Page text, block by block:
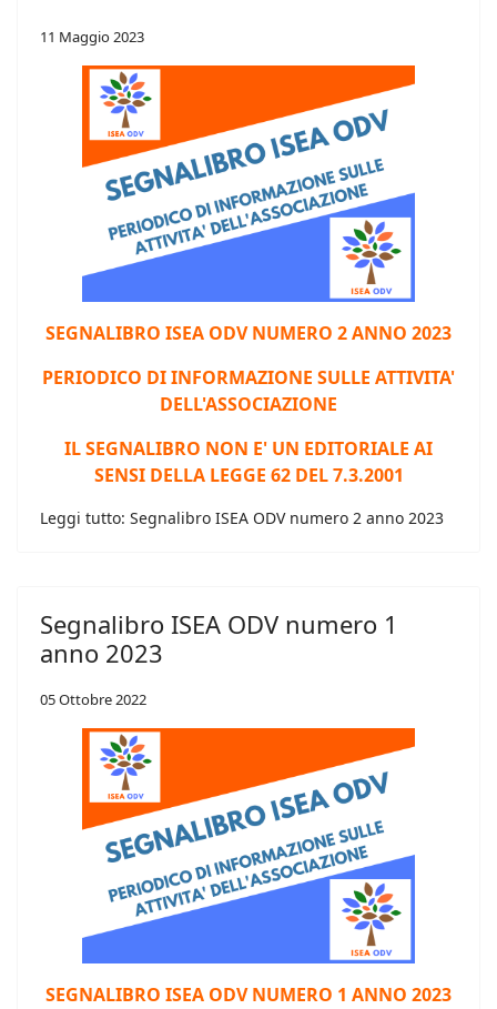
11 Maggio 2023
SEGNALIBRO ISEA ODV NUMERO 2 ANNO 2023
PERIODICO DI INFORMAZIONE SULLE ATTIVITA'
DELL'ASSOCIAZIONE
IL SEGNALIBRO NON E' UN EDITORIALE AI
SENSI DELLA LEGGE 62 DEL 7.3.2001
Leggi tutto: Segnalibro ISEA ODV numero 2 anno 2023
Segnalibro ISEA ODV numero 1
anno 2023
05 Ottobre 2022
SEGNALIBRO ISEA ODV NUMERO 1 ANNO 2023